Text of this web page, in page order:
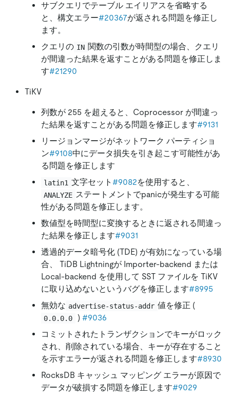
サブクエリでテーブル エイリアスを省略する
と、構文エラー#20367が返される問題を修正し
ます。
クエリの IN 関数の引数が時間型の場合、クエリ
が間違った結果を返すことがある問題を修正しま
す#21290
TiKV
列数が 255 を超えると、Coprocessor が間違っ
た結果を返すことがある問題を修正します#9131
リージョンマージがネットワーク パーティショ
ン#9108中にデータ損失を引き起こす可能性があ
る問題を修正します
latin1 文字セット #9082を使用すると、
ANALYZE ステートメントでpanicが発生する可能
性がある問題を修正します。
数値型を時間型に変換するときに返される間違っ
た結果を修正します#9031
透過的データ暗号化 (TDE) が有効になっている場
合、 TiDB Lightningが Importer-backend または
Local-backend を使用して SST ファイルを TiKV
に取り込めないというバグを修正します#8995
無効な advertise-status-addr 値を修正 (
0.0.0.0 ) #9036
コミットされたトランザクションでキーがロック
され、削除されている場合、キーが存在すること
を示すエラーが返される問題を修正します#8930
RocksDB キャッシュ マッピング エラーが原因で
データが破損する問題を修正します#9029